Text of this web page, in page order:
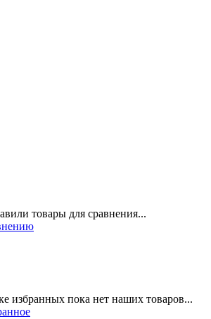
товары для сравнения...
избранных пока нет наших товаров...